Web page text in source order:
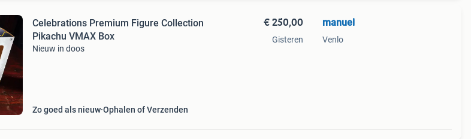
Celebrations Premium Figure Collection
Pikachu VMAX Box
Nieuw in doos
Zo goed als nieuw Ophalen of Verzenden
€ 250,00
Gisteren
manuel
Venlo